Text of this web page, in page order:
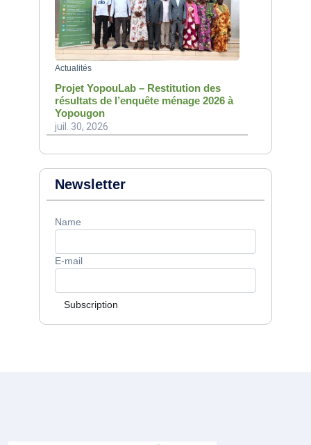
Actualités
Projet YopouLab – Restitution des
résultats de l’enquête ménage 2026 à
Yopougon
juil. 30, 2026
Newsletter
Name
E-mail
Subscription